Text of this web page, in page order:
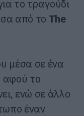
το τραγούδι
από το The
μέσα σε ένα
αφού το
ενώ σε άλλο
έναν